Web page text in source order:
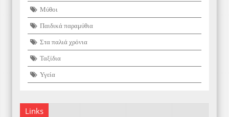
Μύθοι
Παιδικά παραμύθια
Στα παλιά χρόνια
Ταξίδια
Υγεία
Links